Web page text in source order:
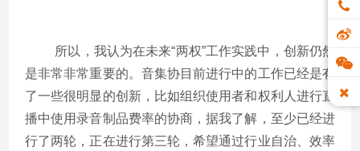
所以，我认为在未来“两权”工作实践中，创新仍然
是非常非常重要的。音集协目前进行中的工作已经是有
了一些很明显的创新，比如组织使用者和权利人进行直
播中使用录音制品费率的协商，据我了解，至少已经进
行了两轮，正在进行第三轮，希望通过行业自治、效率